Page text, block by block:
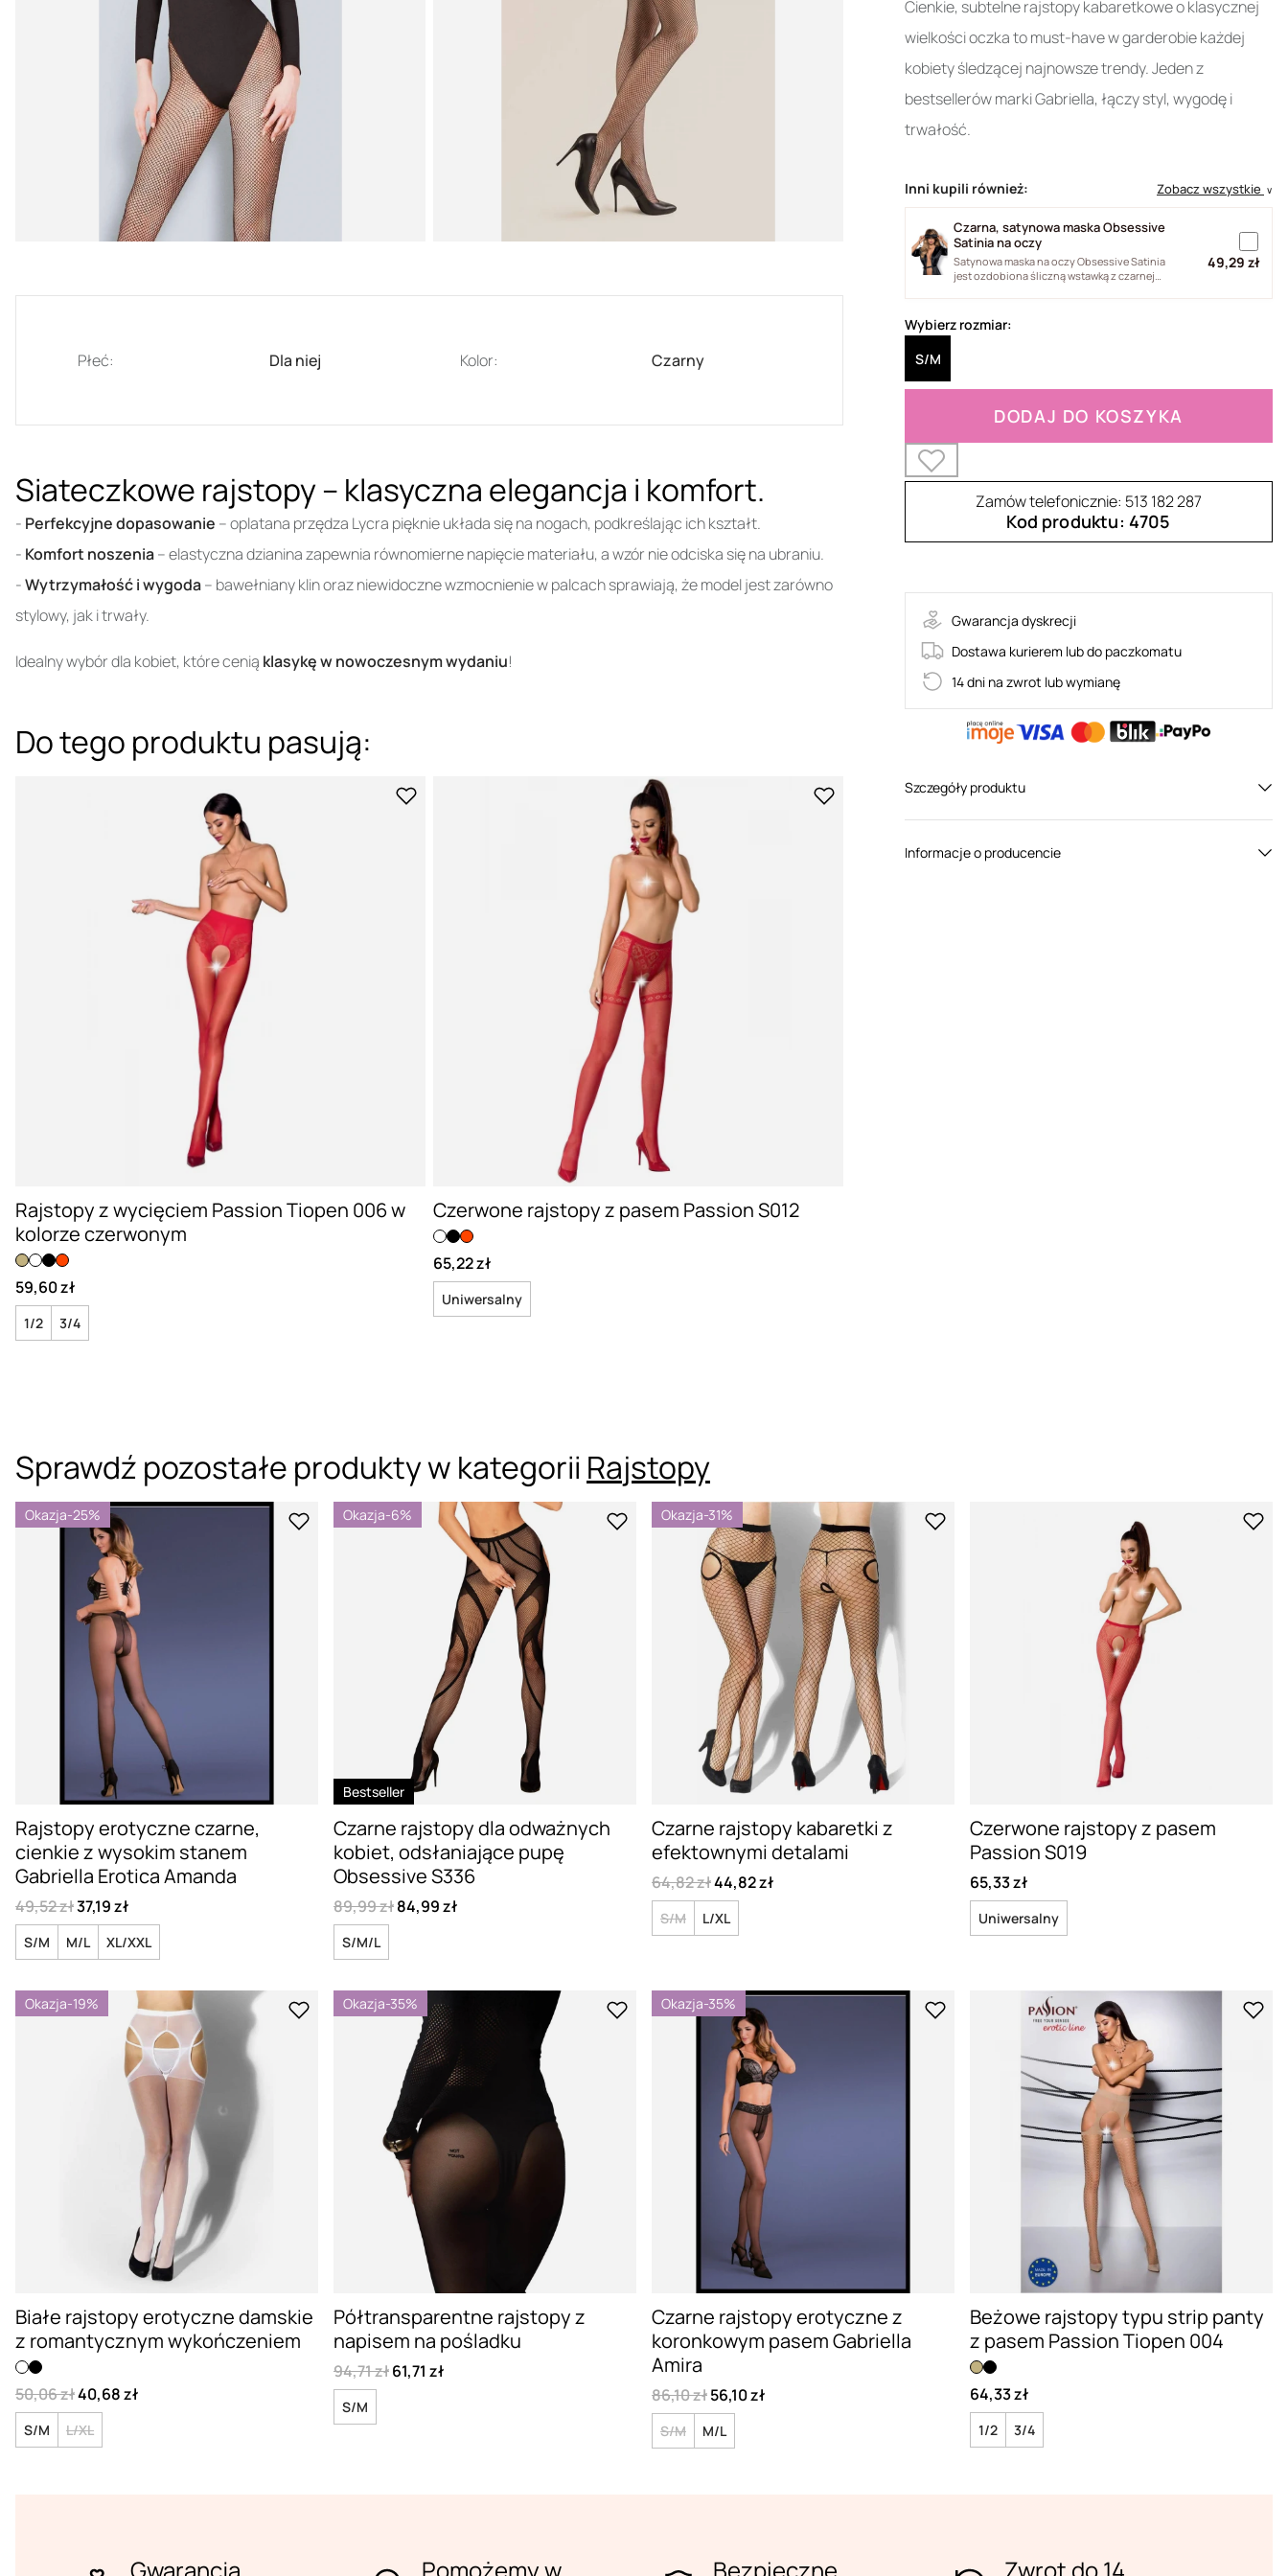
Płeć: Dla niej Kolor: Czarny
Siateczkowe rajstopy – klasyczna elegancja i komfort.
- Perfekcyjne dopasowanie – oplatana przędza Lycra pięknie układa się na nogach, podkreślając ich kształt.
- Komfort noszenia– elastyczna dzianina zapewnia równomierne napięcie materiału, a wzór nie odciska się na ubraniu.
-Wytrzymałość i wygoda– bawełniany klin oraz niewidoczne wzmocnienie w palcach sprawiają, że model jest zarówno
stylowy, jak i trwały.
Idealny wybór dla kobiet, które cenią klasykę w nowoczesnym wydaniu!
Do tego produktu pasują:
Rajstopy z wycięciem Passion Tiopen 006 w
kolorze czerwonym
59,60 zł
1/2 3/4
Czerwone rajstopy z pasem Passion S012
65,22 zł
Uniwersalny
Cienkie, subtelne rajstopy kabaretkowe o klasycznej
wielkości oczka to must-have w garderobie każdej
kobiety śledzącej najnowsze trendy. Jeden z
bestsellerów marki Gabriella, łączy styl, wygodę i
trwałość.
Inni kupili również: Zobacz wszystkie ∨
Czarna, satynowa maska Obsessive
Satinia na oczy
Satynowa maska na oczy Obsessive Satinia
jest ozdobiona śliczną wstawką z czarnej
49,29 zł
Wybierz rozmiar:
S/M
DODAJ DO KOSZYKA
Zamów telefonicznie: 513 182 287
Kod produktu: 4705
Gwarancja dyskrecji
Dostawa kurierem lub do paczkomatu
14 dni na zwrot lub wymianę
Szczegóły produktu
Informacje o producencie
Sprawdź pozostałe produkty w kategorii Rajstopy
Okazja-25%
Rajstopy erotyczne czarne,
cienkie z wysokim stanem
Gabriella Erotica Amanda
49,52 zł37,19 zł
S/M M/L XL/XXL
Okazja-6%
Bestseller
Czarne rajstopy dla odważnych
kobiet, odsłaniające pupę
Obsessive S336
89,99 zł84,99 zł
S/M/L
Okazja-31%
Czarne rajstopy kabaretki z
efektownymi detalami
64,82 zł44,82 zł
S/M L/XL
Czerwone rajstopy z pasem
Passion S019
65,33 zł
Uniwersalny
Okazja-19%
Białe rajstopy erotyczne damskie
z romantycznym wykończeniem
50,06 zł40,68 zł
S/M L/XL
Okazja-35%
Półtransparentne rajstopy z
napisem na pośladku
94,71 zł61,71 zł
S/M
Okazja-35%
Czarne rajstopy erotyczne z
koronkowym pasem Gabriella
Amira
86,10 zł56,10 zł
S/M M/L
Beżowe rajstopy typu strip panty
z pasem Passion Tiopen 004
64,33 zł
1/2 3/4